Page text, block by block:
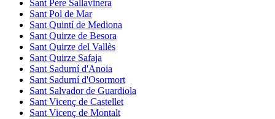
Sant Pere Sallavinera
Sant Pol de Mar
Sant Quintí de Mediona
Sant Quirze de Besora
Sant Quirze del Vallès
Sant Quirze Safaja
Sant Sadurní d'Anoia
Sant Sadurní d'Osormort
Sant Salvador de Guardiola
Sant Vicenç de Castellet
Sant Vicenç de Montalt